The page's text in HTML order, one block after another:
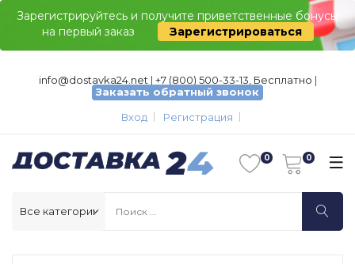
Зарегистрируйтесь и получите приветственные бонусы
на первый заказ
Зарегистрироваться
info@dostavka24.net | +7 (800) 500-33-13, Бесплатно |
Заказать обратный звонок
Вход
Регистрация